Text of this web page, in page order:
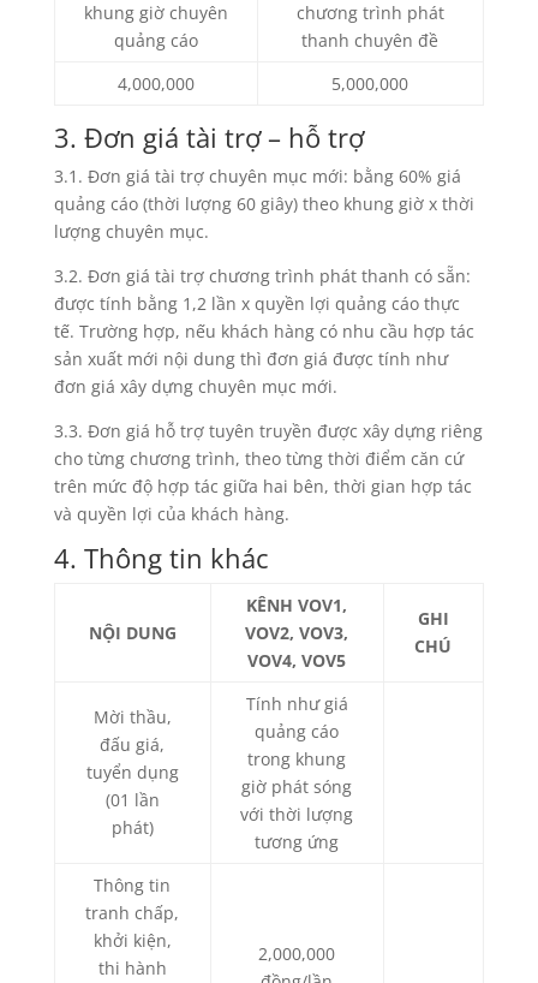
khung giờ chuyên
quảng cáo
chương trình phát
thanh chuyên đề
4,000,000
5,000,000
3. Đơn giá tài trợ – hỗ trợ
3.1. Đơn giá tài trợ chuyên mục mới: bằng 60% giá
quảng cáo (thời lượng 60 giây) theo khung giờ x thời
lượng chuyên mục.
3.2. Đơn giá tài trợ chương trình phát thanh có sẵn:
được tính bằng 1,2 lần x quyền lợi quảng cáo thực
tế. Trường hợp, nếu khách hàng có nhu cầu hợp tác
sản xuất mới nội dung thì đơn giá được tính như
đơn giá xây dựng chuyên mục mới.
3.3. Đơn giá hỗ trợ tuyên truyền được xây dựng riêng
cho từng chương trình, theo từng thời điểm căn cứ
trên mức độ hợp tác giữa hai bên, thời gian hợp tác
và quyền lợi của khách hàng.
4. Thông tin khác
NỘI DUNG
KÊNH VOV1,
VOV2, VOV3,
VOV4, VOV5
GHI
CHÚ
Mời thầu,
đấu giá,
tuyển dụng
(01 lần
phát)
Tính như giá
quảng cáo
trong khung
giờ phát sóng
với thời lượng
tương ứng
Thông tin
tranh chấp,
khởi kiện,
thi hành
2,000,000